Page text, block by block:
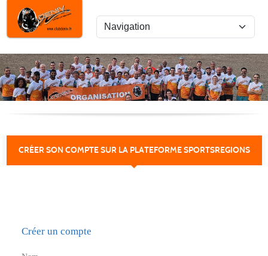
CRÉER SON COMPTE SUR LA PLATEFORME SPORTSREGIONS
Créer un compte
Panneau de gestion des cookies